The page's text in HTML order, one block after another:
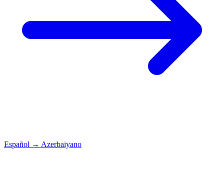
Español → Azerbaiyano